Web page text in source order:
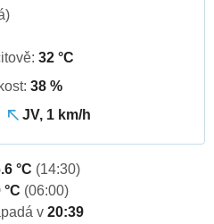
32 °C
38 %
JV, 1 km/h
°C (14:30)
°C (06:00)
v 20:39